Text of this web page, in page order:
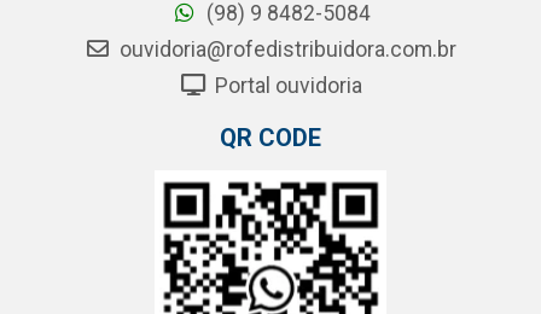
(98) 9 8482-5084
ouvidoria@rofedistribuidora.com.br
Portal ouvidoria
QR CODE